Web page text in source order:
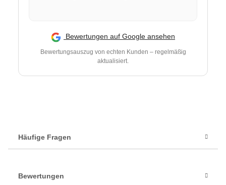
Bewertungen auf Google ansehen
Bewertungsauszug von echten Kunden – regelmäßig
aktualisiert.
Häufige Fragen
Bewertungen